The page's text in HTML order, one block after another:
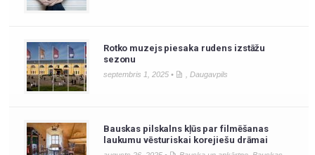
Rotko muzejs piesaka rudens izstāžu
sezonu
septembris 1, 2025 • Daugavpils
Bauskas pilskalns kļūs par filmēšanas
laukumu vēsturiskai korejiešu drāmai